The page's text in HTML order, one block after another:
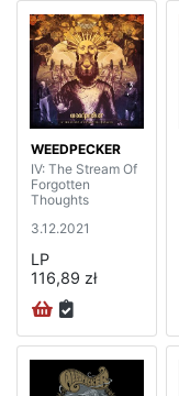
WEEDPECKER
IV: The Stream Of
Forgotten
Thoughts
3.12.2021
LP
116,89 zł